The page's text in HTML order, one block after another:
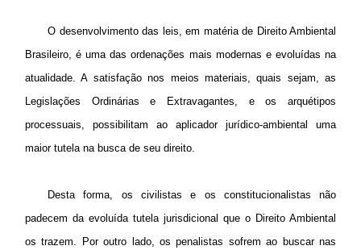
O desenvolvimento das leis, em matéria de Direito Ambiental
Brasileiro, é uma das ordenações mais modernas e evoluídas na
atualidade. A satisfação nos meios materiais, quais sejam, as
Legislações Ordinárias e Extravagantes, e os arquétipos
processuais, possibilitam ao aplicador jurídico-ambiental uma
maior tutela na busca de seu direito.
Desta forma, os civilistas e os constitucionalistas não
padecem da evoluída tutela jurisdicional que o Direito Ambiental
os trazem. Por outro lado, os penalistas sofrem ao buscar nas